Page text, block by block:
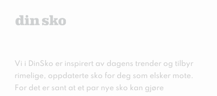
Vi i DinSko er inspirert av dagens trender og tilbyr
rimelige, oppdaterte sko for deg som elsker mote.
For det er sant at et par nye sko kan gjøre